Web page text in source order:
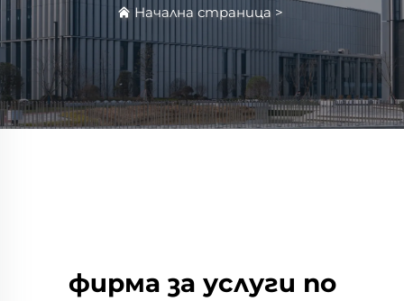
Начална страница >
фирма за услуги по